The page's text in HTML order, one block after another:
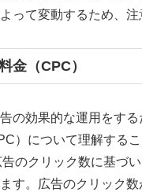
って変動するため、注
金（CPC）
の効果的な運用をする
）について理解する
のクリック数に基づ
す。広告のクリック数